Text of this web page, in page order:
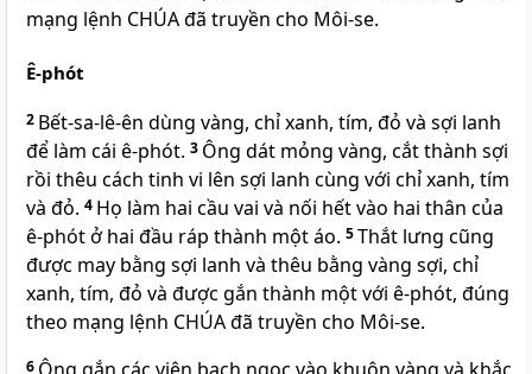
mạng lệnh CHÚAđã truyền cho Môi-se.
Ê-phót
2 Bết-sa-lê-ên dùng vàng, chỉ xanh, tím, đỏ và sợi lanh
để làm cái ê-phót. 3 Ông dát mỏng vàng, cắt thành sợi
rồi thêu cách tinh vi lên sợi lanh cùng với chỉ xanh, tím
và đỏ. 4 Họ làm hai cầu vai và nối hết vào hai thân của
ê-phót ở hai đầu ráp thành một áo. 5Thắt lưng cũng
được may bằng sợi lanh và thêu bằng vàng sợi, chỉ
xanh, tím, đỏ và được gắn thành một với ê-phót, đúng
theo mạng lệnh CHÚAđã truyền cho Môi-se.
6